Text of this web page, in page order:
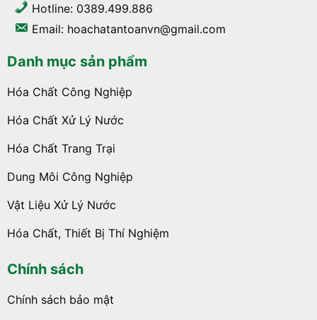
Hotline: 0389.499.886
Email: hoachatantoanvn@gmail.com
Danh mục sản phẩm
Hóa Chất Công Nghiệp
Hóa Chất Xử Lý Nước
Hóa Chất Trang Trại
Dung Môi Công Nghiệp
Vật Liệu Xử Lý Nước
Hóa Chất, Thiết Bị Thí Nghiệm
Chính sách
Chính sách bảo mật